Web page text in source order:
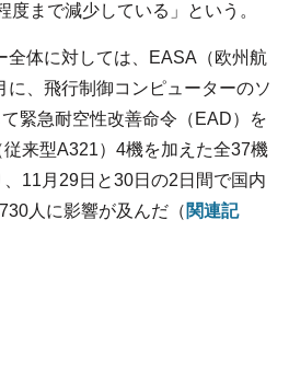
度まで減少している」という。
体に対しては、EASA（欧州航
に、飛行制御コンピューターのソ
緊急耐空性改善命令（EAD）を
来型A321）4機を加えた全37機
11月29日と30日の2日間で国内
人に影響が及んだ（ 関連記